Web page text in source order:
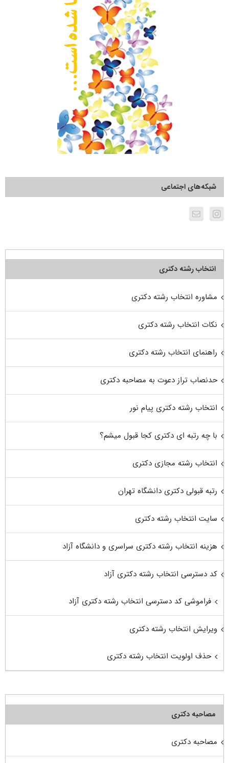
شبکه‌های اجتماعی
انتخاب رشته دکتری
مشاوره انتخاب رشته دکتری
نکات انتخاب رشته دکتری
راهنمای انتخاب رشته دکتری
حدنصاب تراز دعوت به مصاحبه دکتری
انتخاب رشته دکتری پیام نور
با چه رتبه ای دکتری کجا قبول میشم؟
انتخاب رشته مجازی دکتری
رتبه قبولی دکتری دانشگاه تهران
سایت انتخاب رشته دکتری
هزینه انتخاب رشته دکتری سراسری و دانشگاه آزاد
کد دسترسی انتخاب رشته دکتری آزاد
فراموشی کد دسترسی انتخاب رشته دکتری آزاد
ویرایش انتخاب رشته دکتری
حذف اولویت انتخاب رشته دکتری
مصاحبه دکتری
مصاحبه دکتری